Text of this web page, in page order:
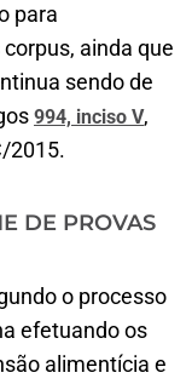
para
ainda que
sendo de
994, inciso V,
2015.
DE PROVAS
o processo
efetuando os
alimentícia e